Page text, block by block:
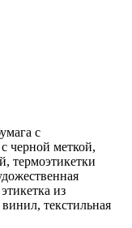
с
черной меткой,
термоэтикетки
из
текстильная